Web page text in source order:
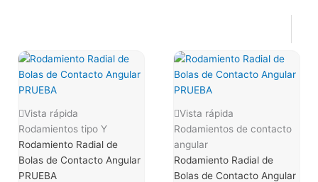
Vista rápida
Rodamientos tipo Y
Rodamiento Radial de
Bolas de Contacto Angular
PRUEBA
Vista rápida
Rodamientos de contacto
angular
Rodamiento Radial de
Bolas de Contacto Angular